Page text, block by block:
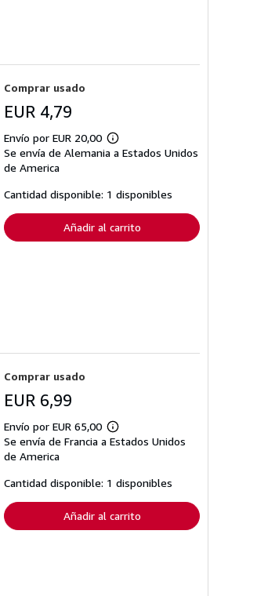
Comprar usado
EUR 4,79
Envío por EUR 20,00
Más
información
tarifas
de
envío
Se envía de Alemania a Estados Unidos
de America
Cantidad disponible: 1 disponibles
Añadir al carrito
Comprar usado
EUR 6,99
Envío por EUR 65,00
Más
información
tarifas
de
envío
Se envía de Francia a Estados Unidos
de America
Cantidad disponible: 1 disponibles
Añadir al carrito